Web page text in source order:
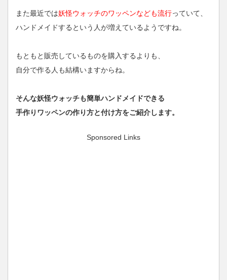
また最近では妖怪ウォッチのワッペンなども流行っていて、
ハンドメイドするという人が増えているようですね。
もともと販売しているものを購入するよりも、
自分で作る人も結構いますからね。
そんな妖怪ウォッチも簡単ハンドメイドできる
手作りワッペンの作り方と付け方をご紹介します。
Sponsored Links